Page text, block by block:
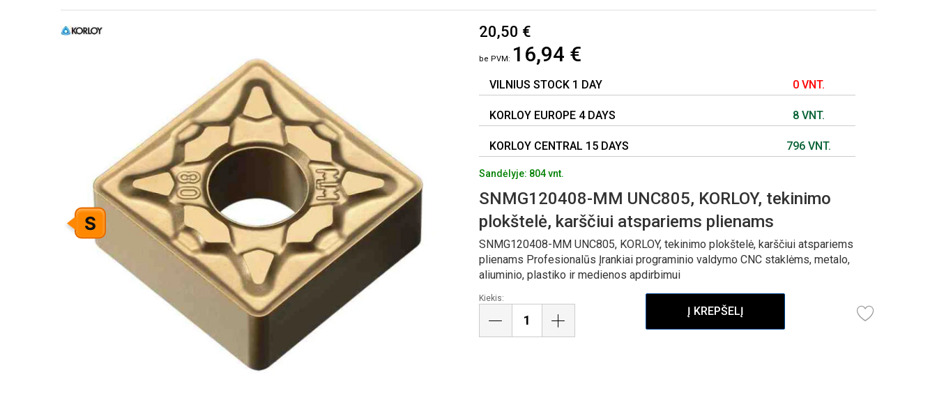
PEREITI
S
20,50 €
16,94 €
VILNIUS STOCK 1 DAY 0 VNT.
KORLOY EUROPE 4 DAYS 8 VNT.
KORLOY CENTRAL 15 DAYS 796 VNT.
Sandėlyje: 804 vnt.
SNMG120408-MM UNC805, KORLOY, tekinimo
plokštelė, karščiui atspariems plienams
SNMG120408-MM UNC805, KORLOY, tekinimo plokštelė, karščiui atspariems
plienams Profesionalūs Įrankiai programinio valdymo CNC staklėms, metalo,
aliuminio, plastiko ir medienos apdirbimui
Kiekis:
Į KREPŠELĮ